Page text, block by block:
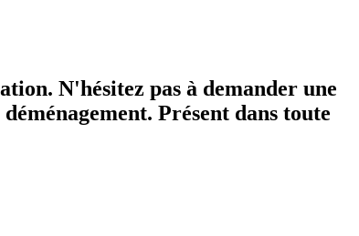
N'hésitez pas à demander une
Présent dans toute